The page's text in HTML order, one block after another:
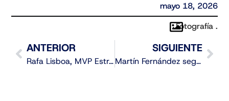
mayo 18, 2026
Fotografía .
ANTERIOR
Rafa Lisboa, MVP Estrella Galicia da tempada
SIGUIENTE
Martín Fernández seguirá defendendo as cores do COB na tempada 2026/2027